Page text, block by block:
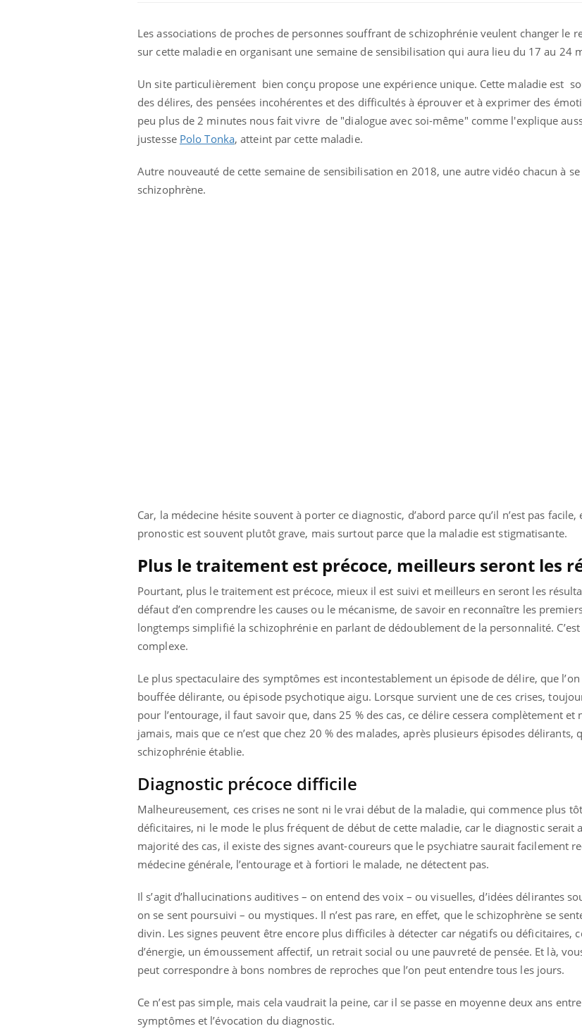
Les associations de proches de personnes souffrant de schizophrénie veulent changer le
sur cette maladie en organisant une semaine de sensibilisation qui aura lieu du 17 au 24
Un site particulièrement bien conçu propose une expérience unique. Cette maladie est
des délires, des pensées incohérentes et des difficultés à éprouver et à exprimer des
peu plus de 2 minutes nous fait vivre de "dialogue avec soi-même" comme l'explique
justesse Polo Tonka, atteint par cette maladie.
Autre nouveauté de cette semaine de sensibilisation en 2018, une autre vidéo chacun à
schizophrène.
Car, la médecine hésite souvent à porter ce diagnostic, d’abord parce qu’il n’est pas
pronostic est souvent plutôt grave, mais surtout parce que la maladie est stigmatisante.
Plus le traitement est précoce, meilleurs seront les
Pourtant, plus le traitement est précoce, mieux il est suivi et meilleurs en seront les
défaut d’en comprendre les causes ou le mécanisme, de savoir en reconnaître les
longtemps simplifié la schizophrénie en parlant de dédoublement de la personnalité.
complexe.
Le plus spectaculaire des symptômes est incontestablement un épisode de délire, que
bouffée délirante, ou épisode psychotique aigu. Lorsque survient une de ces crises,
pour l’entourage, il faut savoir que, dans 25 % des cas, ce délire cessera complètement et
jamais, mais que ce n’est que chez 20 % des malades, après plusieurs épisodes délirants,
schizophrénie établie.
Diagnostic précoce difficile
Malheureusement, ces crises ne sont ni le vrai début de la maladie, qui commence plus
déficitaires, ni le mode le plus fréquent de début de cette maladie, car le diagnostic serait
majorité des cas, il existe des signes avant-coureurs que le psychiatre saurait facilement
médecine générale, l’entourage et à fortiori le malade, ne détectent pas.
Il s’agit d’hallucinations auditives – on entend des voix – ou visuelles, d’idées délirantes
on se sent poursuivi – ou mystiques. Il n’est pas rare, en effet, que le schizophrène se
divin. Les signes peuvent être encore plus difficiles à détecter car négatifs ou déficitaires,
d’énergie, un émoussement affectif, un retrait social ou une pauvreté de pensée. Et là,
peut correspondre à bons nombres de reproches que l’on peut entendre tous les jours.
Ce n’est pas simple, mais cela vaudrait la peine, car il se passe en moyenne deux ans
symptômes et l’évocation du diagnostic.